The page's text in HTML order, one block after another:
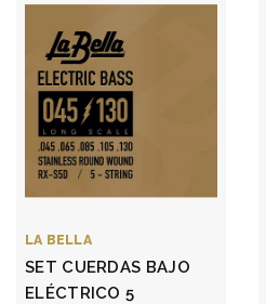
LA BELLA
SET CUERDAS BAJO
ELÉCTRICO 5